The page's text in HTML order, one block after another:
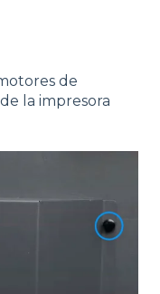
de
la impresora